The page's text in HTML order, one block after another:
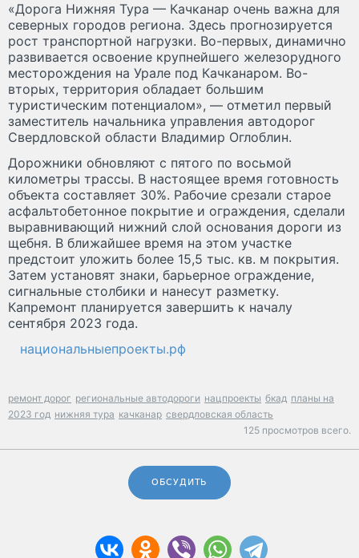
«Дорога Нижняя Тура — Качканар очень важна для
северных городов региона. Здесь прогнозируется
рост транспортной нагрузки. Во-первых, динамично
развивается освоение крупнейшего железорудного
месторождения на Урале под Качканаром. Во-
вторых, территория обладает большим
туристическим потенциалом», — отметил первый
заместитель начальника управления автодорог
Свердловской области Владимир Оглоблин.
Дорожники обновляют с пятого по восьмой
километры трассы. В настоящее время готовность
объекта составляет 30%. Рабочие срезали старое
асфальтобетонное покрытие и ограждения, сделали
выравнивающий нижний слой основания дороги из
щебня. В ближайшее время на этом участке
предстоит уложить более 15,5 тыс. кв. м покрытия.
Затем установят знаки, барьерное ограждение,
сигнальные столбики и нанесут разметку.
Капремонт планируется завершить к началу
сентября 2023 года.
национальныепроекты.рф
ремонт дорог региональные автодороги нацпроекты бкад планы на
2023 год нижняя тура качканар свердловская область
125 просмотров всего.
ОБСУДИТЬ